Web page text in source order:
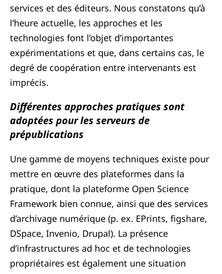
services et des éditeurs. Nous constatons qu’à
l’heure actuelle, les approches et les
technologies font l’objet d’importantes
expérimentations et que, dans certains cas, le
degré de coopération entre intervenants est
imprécis.
Différentes approches pratiques sont
adoptées pour les serveurs de
prépublications
Une gamme de moyens techniques existe pour
mettre en œuvre des plateformes dans la
pratique, dont la plateforme Open Science
Framework bien connue, ainsi que des services
d’archivage numérique (p. ex. EPrints, figshare,
DSpace, Invenio, Drupal). La présence
d’infrastructures ad hoc et de technologies
propriétaires est également une situation